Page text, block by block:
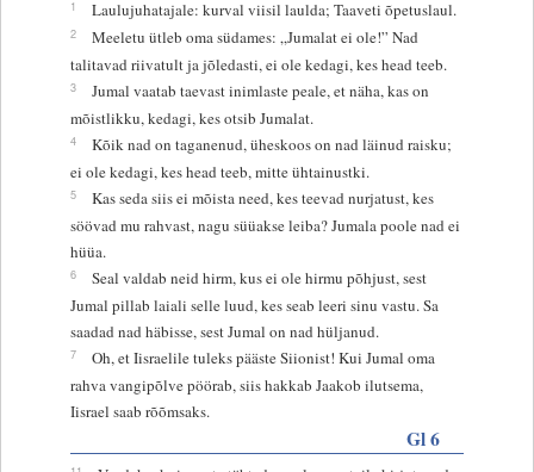
1 Laulujuhatajale: kurval viisil laulda; Taaveti õpetuslaul.
2
Meeletu ütleb oma südames: „Jumalat ei ole!” Nad
talitavad riivatult ja jõledasti, ei ole kedagi, kes head teeb.
3
Jumal vaatab taevast inimlaste peale, et näha, kas on
mõistlikku, kedagi, kes otsib Jumalat.
4
Kõik nad on taganenud, üheskoos on nad läinud raisku;
ei ole kedagi, kes head teeb, mitte ühtainustki.
5
Kas seda siis ei mõista need, kes teevad nurjatust, kes
söövad mu rahvast, nagu süüakse leiba? Jumala poole nad ei
hüüa.
6
Seal valdab neid hirm, kus ei ole hirmu põhjust, sest
Jumal pillab laiali selle luud, kes seab leeri sinu vastu. Sa
saadad nad häbisse, sest Jumal on nad hüljanud.
7
Oh, et Iisraelile tuleks pääste Siionist! Kui Jumal oma
rahva vangipõlve pöörab, siis hakkab Jaakob ilutsema,
Iisrael saab rõõmsaks.
Gl 6